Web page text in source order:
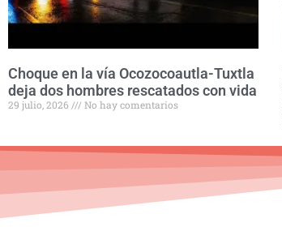
Choque en la vía Ocozocoautla-Tuxtla
deja dos hombres rescatados con vida
29 julio, 2026 No hay comentarios